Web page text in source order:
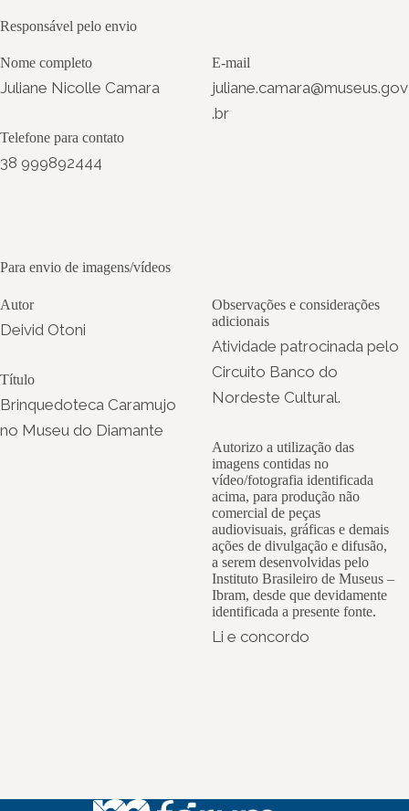
Responsável pelo envio
Nome completo
Juliane Nicolle Camara
Telefone para contato
38 999892444
E-mail
juliane.camara@museus.gov
.br
Para envio de imagens/vídeos
Autor
Deivid Otoni
Título
Brinquedoteca Caramujo
no Museu do Diamante
Observações e considerações
adicionais
Atividade patrocinada pelo
Circuito Banco do
Nordeste Cultural.
Autorizo a utilização das
imagens contidas no
vídeo/fotografia identificada
acima, para produção não
comercial de peças
audiovisuais, gráficas e demais
ações de divulgação e difusão,
a serem desenvolvidas pelo
Instituto Brasileiro de Museus –
Ibram, desde que devidamente
identificada a presente fonte.
Li e concordo